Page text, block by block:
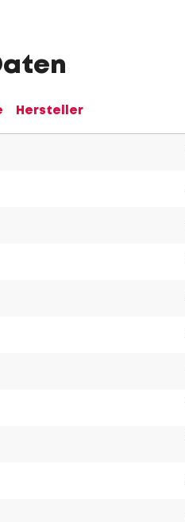
Hersteller